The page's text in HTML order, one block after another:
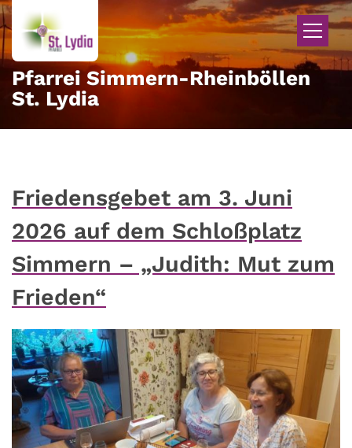
Zum Inhalt springen
Pfarrei Simmern-Rheinböllen
St. Lydia
Friedensgebet am 3. Juni
2026 auf dem Schloßplatz
Simmern – „Judith: Mut zum
Frieden“